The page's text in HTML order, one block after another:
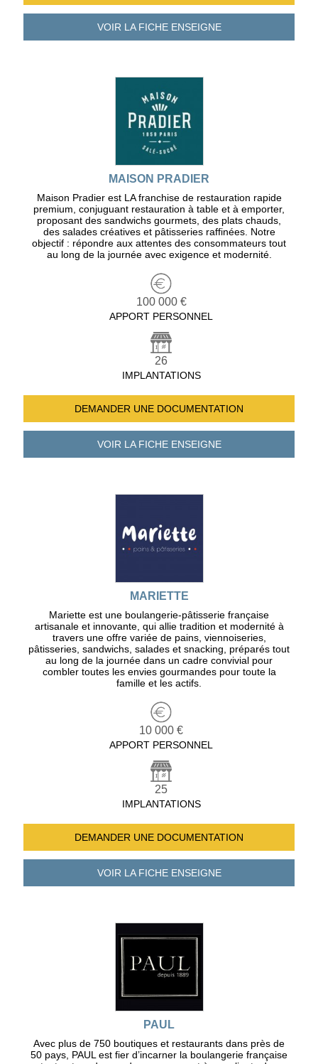
VOIR LA FICHEENSEIGNE
MAISON PRADIER
Maison Pradier est LA franchise de restauration rapide
premium, conjuguant restauration à table et à emporter,
proposant des sandwichs gourmets, des plats chauds,
des salades créatives et pâtisseries raffinées. Notre
objectif : répondre aux attentes des consommateurs tout
au long de la journée avec exigence et modernité.
100 000 €
APPORT PERSONNEL
26
IMPLANTATIONS
DEMANDER UNE DOCUMENTATION
VOIR LA FICHEENSEIGNE
MARIETTE
Mariette est une boulangerie-pâtisserie française
artisanale et innovante, qui allie tradition et modernité à
travers une offre variée de pains, viennoiseries,
pâtisseries, sandwichs, salades et snacking, préparés tout
au long de la journée dans un cadre convivial pour
combler toutes les envies gourmandes pour toute la
famille et les actifs.
10 000 €
APPORT PERSONNEL
25
IMPLANTATIONS
DEMANDER UNE DOCUMENTATION
VOIR LA FICHEENSEIGNE
PAUL
Avec plus de 750 boutiques et restaurants dans près de
50 pays, PAUL est fier d’incarner la boulangerie française